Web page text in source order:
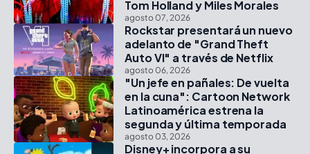
Tom Holland y Miles Morales
agosto 07, 2026
Rockstar presentará un nuevo
adelanto de "Grand Theft
Auto VI" a través de Netflix
agosto 06, 2026
"Un jefe en pañales: De vuelta
en la cuna": Cartoon Network
Latinoamérica estrena la
segunda y última temporada
agosto 03, 2026
Disney+ incorpora a su